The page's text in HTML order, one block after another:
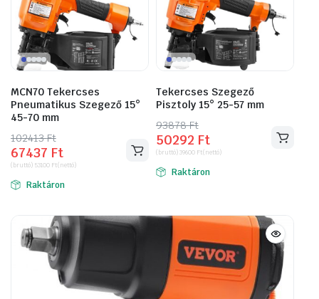
MCN70 Tekercses
Pneumatikus Szegező 15°
45-70 mm
102413Ft
Original
price
was:
102413 Ft.
67437 Ft
Current
price
is:
67437 Ft.
(bruttó) 53100 Ft(nettó)
Raktáron
Tekercses Szegező
Pisztoly 15° 25-57 mm
93878Ft
Original
price
was:
93878 Ft.
50292 Ft
Current
price
is:
50292 Ft.
(bruttó)39600 Ft(nettó)
Raktáron